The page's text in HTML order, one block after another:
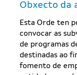
Obxecto da
Esta Orde ten
convocar as
de programas
destinadas ao
fomento de